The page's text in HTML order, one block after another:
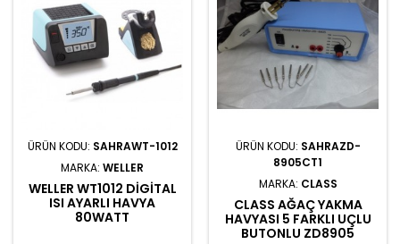
ÜRÜN KODU: SAHRAWT-1012
MARKA: WELLER
WELLER WT1012 DIGITAL
ISI AYARLI HAVYA
80WATT
ÜRÜN KODU: SAHRAZD-
8905CT1
MARKA: CLASS
CLASS AĞAÇ YAKMA
HAVYASI 5 FARKLI UÇLU
BUTONLU ZD8905